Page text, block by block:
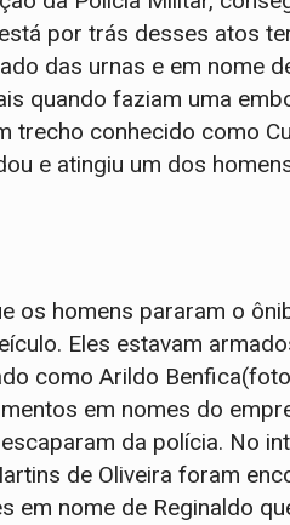
por trás desses atos
das urnas e em nome
quando faziam uma
trecho conhecido como
e atingiu um dos
os homens pararam o
Eles estavam
como Arildo
em nomes do
da polícia. No
de Oliveira foram
em nome de Reginaldo